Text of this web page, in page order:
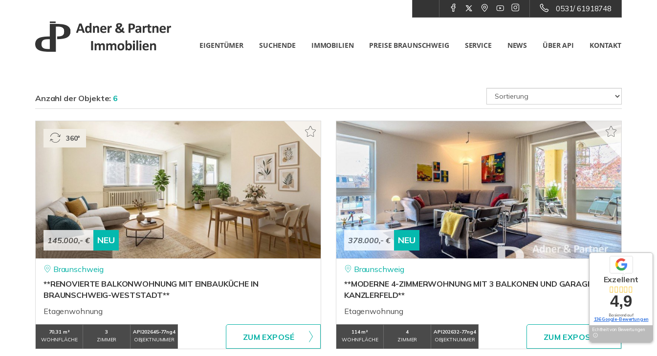
0531/ 61918748
EIGENTÜMER SUCHENDE IMMOBILIEN PREISE BRAUNSCHWEIG SERVICE NEWS ÜBER API KONTAKT
Anzahl der Objekte: 6
145.000,- € NEU
360°
Braunschweig
**RENOVIERTE BALKONWOHNUNG MIT EINBAUKÜCHE IN
BRAUNSCHWEIG-WESTSTADT**
Etagenwohnung
70,31 m²
WOHNFLÄCHE
3
ZIMMER
API202645-77ng4
OBJEKTNUMMER
ZUM EXPOSÉ
378.000,- € NEU
Braunschweig
**MODERNE 4-ZIMMERWOHNUNG MIT 3 BALKONEN UND GARAGE IM
KANZLERFELD**
Etagenwohnung
114 m²
WOHNFLÄCHE
4
ZIMMER
API202632-77ng4
OBJEKTNUMMER
ZUM EXPOSÉ
Exzellent
4,9
Basierend auf
136 Google-Bewertungen
Echtheit von Bewertungen